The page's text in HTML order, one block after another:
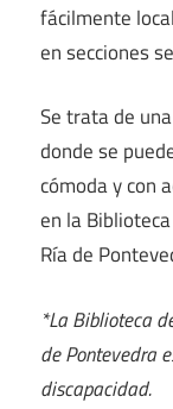
fácilmente
en secciones
Se trata de
donde se
cómoda y con
en la
Ría de
*La Biblioteca
de Pontevedra
discapacidad.